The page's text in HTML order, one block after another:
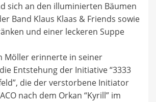
sich an den illuminierten Bäumen
Band Klaus Klaas & Friends sowie
und einer leckeren Suppe
Möller erinnerte in seiner
Entstehung der Initiative “3333
die der verstorbene Initiator
nach dem Orkan “Kyrill” im